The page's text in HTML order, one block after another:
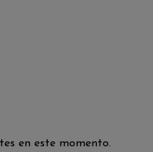
en este momento.